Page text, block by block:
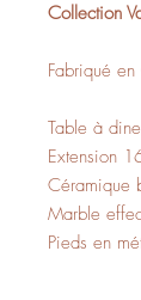
Collection
Fabriqué
Table à
Extension
Céramique
Marble
Pieds en